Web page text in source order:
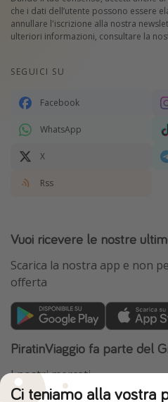
che i dati dell’utente possono essere
annullare l'iscrizione alla nostra
ulteriori informazioni, consultare la
SEGUICI SU
Facebook
WhatsApp
X
Rss
Vuoi ricevere le nostre
Scarica la nostra app e non
offerta
PiratinViaggio fa parte del
I nostri mercati
Ci teniamo alla vostra